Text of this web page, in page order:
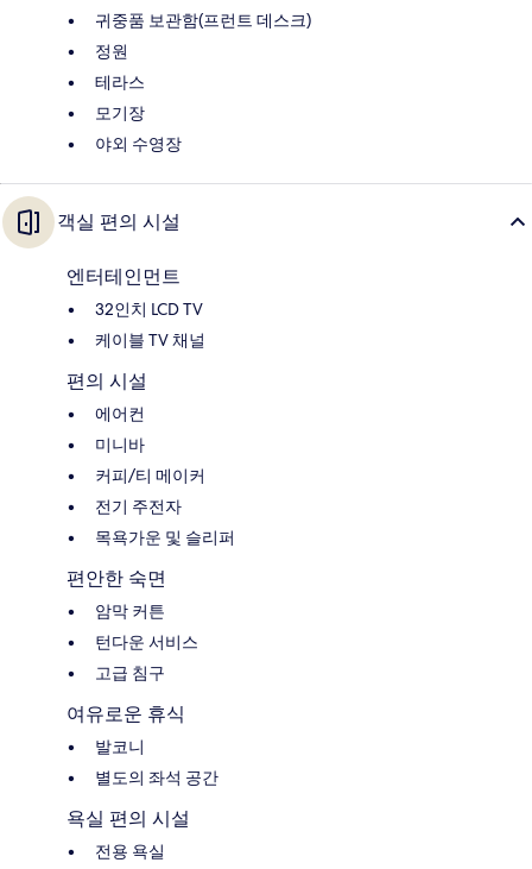
귀중품 보관함(프런트 데스크)
정원
테라스
모기장
야외 수영장
객실 편의 시설
엔터테인먼트
32인치 LCD TV
케이블 TV 채널
편의 시설
에어컨
미니바
커피/티 메이커
전기 주전자
목욕가운 및 슬리퍼
편안한 숙면
암막 커튼
턴다운 서비스
고급 침구
여유로운 휴식
발코니
별도의 좌석 공간
욕실 편의 시설
전용 욕실